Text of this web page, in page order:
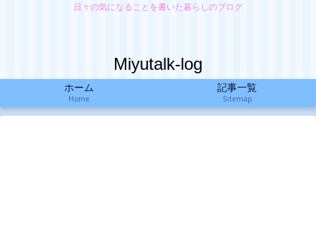
日々の気になることを書いた暮らしのブログ
Miyutalk-log
ホーム
Home
記事一覧
Sitemap